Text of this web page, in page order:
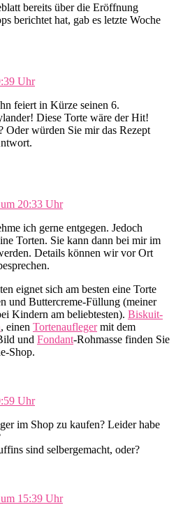
bereits über die Eröffnung
berichtet hat, gab es letzte Woche
Uhr
feiert in Kürze seinen 6.
Diese Torte wäre der Hit!
Oder würden Sie mir das Rezept
20:33 Uhr
ich gerne entgegen. Jedoch
Torten. Sie kann dann bei mir im
Details können wir vor Ort
eignet sich am besten eine Torte
und Buttercreme-Füllung (meiner
Kindern am beliebtesten). Biskuit-
, einen Tortenauflegermit dem
und Fondant-Rohmasse finden Sie
Shop.
Uhr
im Shop zu kaufen? Leider habe
sind selbergemacht, oder?
15:39 Uhr